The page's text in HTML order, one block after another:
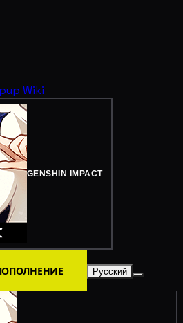
Wiki
GENSHIN IMPACT
ПОПОЛНЕНИЕ Русский